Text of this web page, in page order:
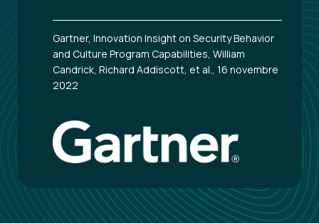
Gartner, Innovation Insight on Security Behavior
and Culture Program Capabilities, William
Candrick, Richard Addiscott, et al., 16 novembre
2022